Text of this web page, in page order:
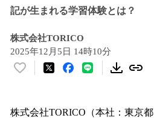
記が生まれる学習体験とは？
株式会社TORICO
2025年12月5日 14時10分
い
！
株式会社TORICO（本社：東京